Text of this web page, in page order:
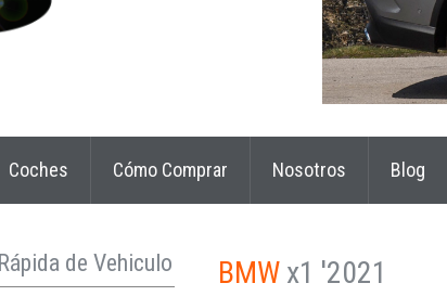
Coches Cómo Comprar Nosotros Blog
BMW x1 '2021
Rápida de Vehiculo